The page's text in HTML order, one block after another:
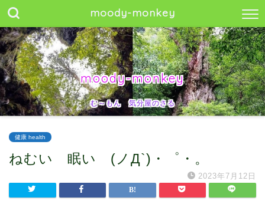
moody-monkey
moody-monkey
む～もん 気分屋のさる
健康 health
ねむい 眠い (ノД`)・゜・。
2023年7月12日